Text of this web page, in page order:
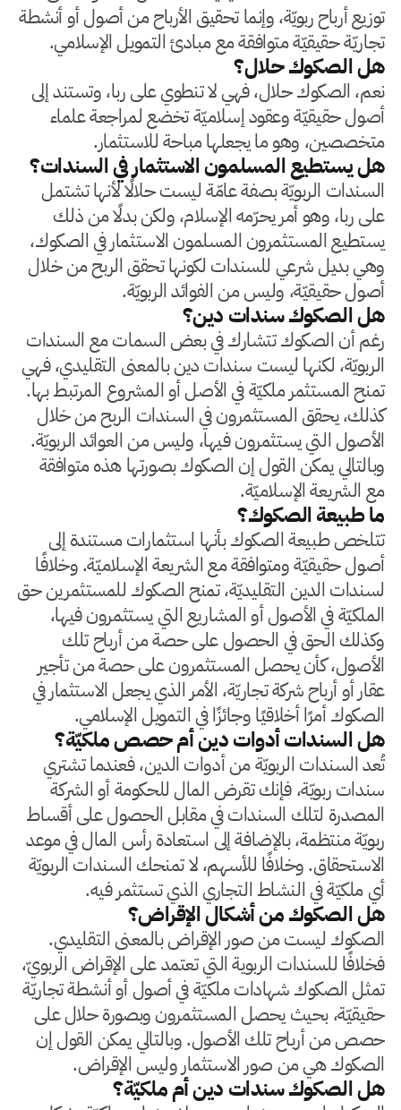
توزيع أرباح ربويّة، وإنما تحقيق الأرباح من أصول أو أنشطة
تجاريّة حقيقيّة متوافقة مع مبادئ التمويل الإسلامي.
هل الصكوك حلال؟
نعم، الصكوك حلال، فهي لا تنطوي على ربا، وتستند إلى
أصول حقيقيّة وعقود إسلاميّة تخضع لمراجعة علماء
متخصصين، وهو ما يجعلها مباحة للاستثمار.
هل يستطيع المسلمون الاستثمار في السندات؟
السندات الربويّة بصفة عامّة ليست حلالًا لأنها تشتمل
على ربا، وهو أمر يحرّمه الإسلام، ولكن بدلًا من ذلك
يستطيع المستثمرون المسلمون الاستثمار في الصكوك،
وهي بديل شرعي للسندات لكونها تحقق الربح من خلال
أصول حقيقيّة، وليس من الفوائد الربويّة.
هل الصكوك سندات دين؟
رغم أن الصكوك تتشارك في بعض السمات مع السندات
الربويّة، لكنها ليست سندات دين بالمعنى التقليدي، فهي
تمنح المستثمر ملكيّة في الأصل أو المشروع المرتبط بها.
كذلك، يحقق المستثمرون في السندات الربح من خلال
الأصول التي يستثمرون فيها، وليس من العوائد الربويّة.
وبالتالي يمكن القول إن الصكوك بصورتها هذه متوافقة
مع الشريعة الإسلاميّة.
ما طبيعة الصكوك؟
تتلخص طبيعة الصكوك بأنها استثمارات مستندة إلى
أصول حقيقيّة ومتوافقة مع الشريعة الإسلاميّة. وخلافًا
لسندات الدين التقليديّة، تمنح الصكوك للمستثمرين حق
الملكيّة في الأصول أو المشاريع التي يستثمرون فيها،
وكذلك الحق في الحصول على حصة من أرباح تلك
الأصول، كأن يحصل المستثمرون على حصة من تأجير
عقار أو أرباح شركة تجاريّة، الأمر الذي يجعل الاستثمار في
الصكوك أمرًا أخلاقيًا وجائزًا في التمويل الإسلامي.
هل السندات أدوات دين أم حصص ملكيّة؟
تُعد السندات الربويّة من أدوات الدين، فعندما تشتري
سندات ربويّة، فإنك تقرض المال للحكومة أو الشركة
المصدرة لتلك السندات في مقابل الحصول على أقساط
ربويّة منتظمة، بالإضافة إلى استعادة رأس المال في موعد
الاستحقاق. وخلافًا للأسهم، لا تمنحك السندات الربويّة
أي ملكيّة في النشاط التجاري الذي تستثمر فيه.
هل الصكوك من أشكال الإقراض؟
الصكوك ليست من صور الإقراض بالمعنى التقليدي.
فخلافًا للسندات الربوية التي تعتمد على الإقراض الربويّ،
تمثل الصكوك شهادات ملكيّة في أصول أو أنشطة تجاريّة
حقيقيّة، بحيث يحصل المستثمرون وبصورة حلال على
حصص من أرباح تلك الأصول. وبالتالي يمكن القول إن
الصكوك هي من صور الاستثمار وليس الإقراض.
هل الصكوك سندات دين أم ملكيّة؟